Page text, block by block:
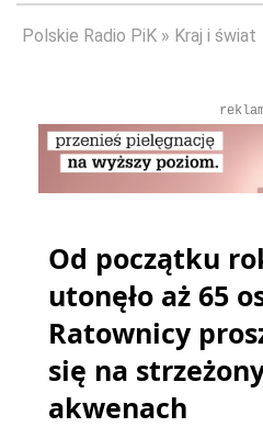
Polskie Radio PiK Kraj i świat
Od początku
utonęło aż 65
Ratownicy
się na
akwenach